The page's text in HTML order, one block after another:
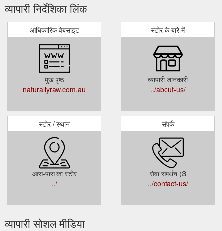
व्यापारी निर्देशिका लिंक
आधिकारिक वेबसाइट
मुख पृष्ठ
naturallyraw.com.au
स्टोर के बारे में
व्यापारी जानकारी
../about-us/
स्टोर / स्थान
आस-पास का स्टोर
../
संपर्क
सेवा समर्थन (S
../contact-us/
व्यापारी सोशल मीडिया